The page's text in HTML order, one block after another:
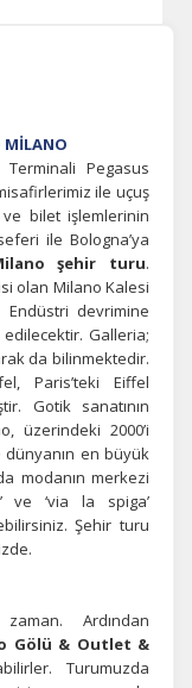
Terminali Pegasus
ile uçuş
bilet işlemlerinin
ile Bologna’ya
şehir turu.
olan Milano Kalesi
Endüstri devrimine
edilecektir. Galleria;
da bilinmektedir.
Paris’teki Eiffel
Gotik sanatının
üzerindeki 2000’i
dünyanın en büyük
modanın merkezi
ve ‘via la spiga’
Şehir turu
Ardından
Gölü & Outlet &
Turumuzda